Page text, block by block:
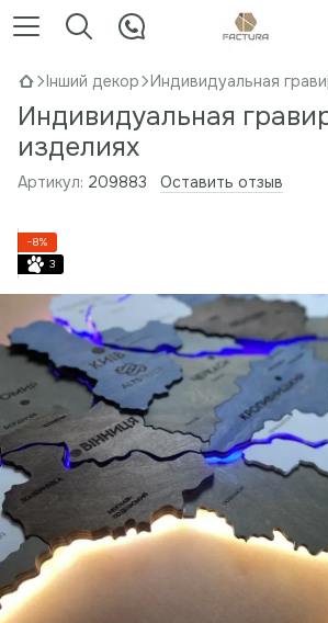
Інший декор Индивидуальная
Индивидуальная
изделиях
Артикул: 209883 Оставить отзыв
−8%
3